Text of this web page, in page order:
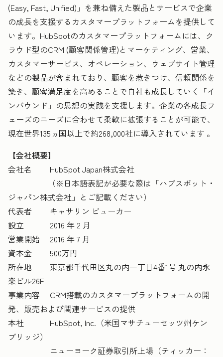
(Easy, Fast, Unified)」を兼ね備えた製品とサービスで企業
の成長を支援するカスタマープラットフォームを提供して
います。HubSpotのカスタマープラットフォームには、ク
ラウド型のCRM (顧客関係管理)とマーケティング、営業、
カスタマーサービス、オペレーション、ウェブサイト管理
などの製品が含まれており、顧客を惹きつけ、信頼関係を
築き、顧客満足度を高めることで自社も成長していく「イ
ンバウンド」の思想の実践を支援します。企業の各成長フ
ェーズのニーズに合わせて柔軟に拡張することが可能で、
現在世界135ヵ国以上で約268,000社に導入されています 。
【会社概要】
会社名 HubSpot Japan株式会社
（※日本語表記が必要な際は「ハブスポット・
ジャパン株式会社」とご記載ください）
代表者 キャサリン ビューカー
設立 2016 年 2 月
営業開始 2016 年 7 月
資本金 500万円
所在地 東京都千代田区丸の内一丁目4番1号 丸の内永
楽ビル26F
事業内容 CRM搭載のカスタマープラットフォームの開
発、販売および関連サービスの提供
本社 HubSpot, Inc.（米国マサチューセッツ州ケン
ブリッジ）
ニューヨーク証券取引所上場（ティッカー：